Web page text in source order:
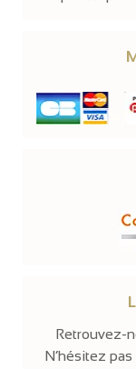
Retrouvez-
N’hésitez